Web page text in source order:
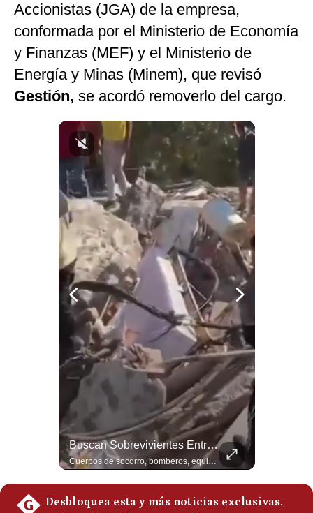
Mix
G de Gestión
Notas Contratadas
Podcast
Gestión TV
Privacidad
Preguntas
Accionistas (JGA) de la empresa,
conformada por el Ministerio de Economía
y Finanzas (MEF) y el Ministerio de
Energía y Minas (Minem), que revisó
Gestión, se acordó removerlo del cargo.
Buscan Sobrevivientes Entre Escombros Tras Terremoto En Colombia | Gestión Mundo
Cuerpos de socorro, bomberos, equipos USAR y perros entrenados despliegan intensas labores entre los escombros para rescatar a personas atrapadas tras el brutal terremoto de magnitud 7.4 en Colombia. Las operaciones se concentran prioritariamente en Cali, Pereira, Quibdó y Manizales, donde se reportan estructuras colapsadas tras el sismo. #Shorts #TerremotoColombia #Rescate #Colombia #SismoColombia #Emergencia #Cali 👉 Suscríbete y activa la campana para no perderte nuestro análisis diario. 🌎 Síguenos en nuestras redes sociales: 📌 Web oficial: https://gestion.pe/mundo/ 📌 LinkedIn: http://bit.ly/3HYIET0 📌 X (Twitter): http://bit.ly/4noZtX9 📌 TikTok: http://bit.ly/4evB6TO